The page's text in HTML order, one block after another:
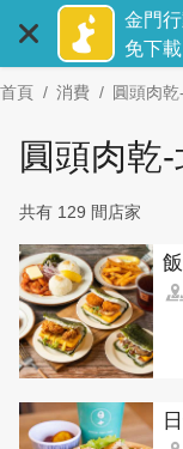
主
要
金門
免下
首頁 消費 圓頭肉
圓頭肉乾
共有 129 間店家